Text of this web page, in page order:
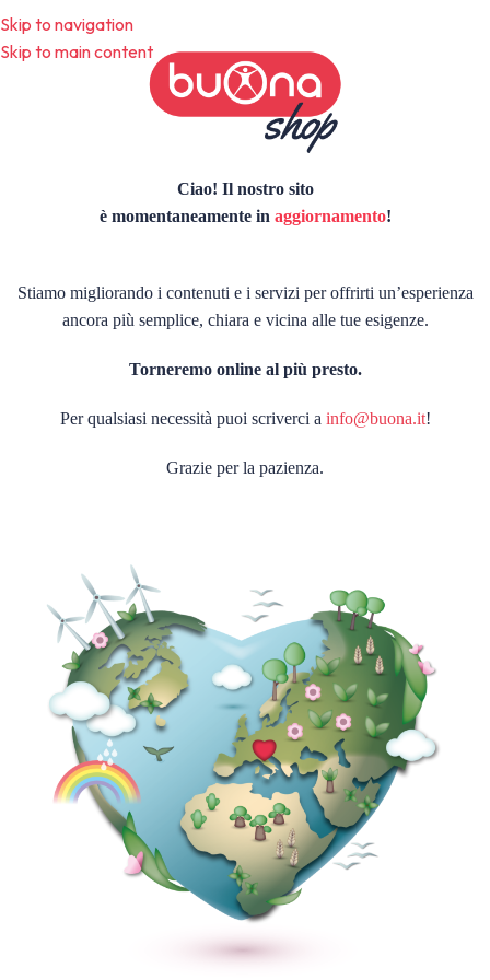
Skip to navigation
Skip to main content
Ciao! Il nostro sito
è momentaneamente in aggiornamento!
Stiamo migliorando i contenuti e i servizi per offrirti un’esperienza
ancora più semplice, chiara e vicina alle tue esigenze.
Torneremo online al più presto.
Per qualsiasi necessità puoi scriverci a info@buona.it!
Grazie per la pazienza.